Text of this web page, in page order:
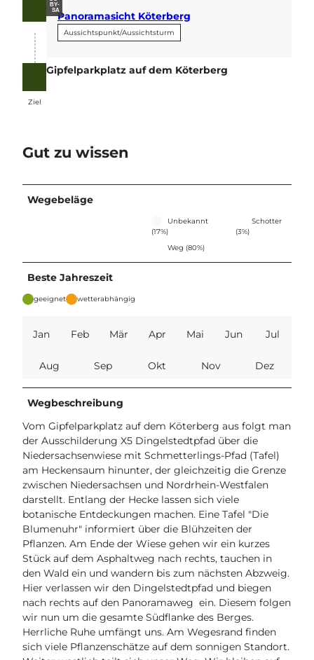
BY-
SAPanoramasicht Köterberg
Aussichtspunkt/Aussichtsturm
Ziel
Gipfelparkplatz auf dem Köterberg
Gut zu wissen
Wegebeläge
Unbekannt
(17%)
Schotter
(3%)
Weg (80%)
Beste Jahreszeit
geeignet wetterabhängig
Jan Feb Mär Apr Mai Jun Jul
Aug Sep Okt Nov Dez
Wegbeschreibung
Vom Gipfelparkplatz auf dem Köterberg aus folgt man
der Ausschilderung X5 Dingelstedtpfad über die
Niedersachsenwiese mit Schmetterlings-Pfad (Tafel)
am Heckensaum hinunter, der gleichzeitig die Grenze
zwischen Niedersachsen und Nordrhein-Westfalen
darstellt. Entlang der Hecke lassen sich viele
botanische Entdeckungen machen. Eine Tafel "Die
Blumenuhr" informiert über die Blühzeiten der
Pflanzen. Am Ende der Wiese gehen wir ein kurzes
Stück auf dem Asphaltweg nach rechts, tauchen in
den Wald ein und wandern bis zum nächsten Abzweig.
Hier verlassen wir den Dingelstedtpfad und biegen
nach rechts auf den Panoramaweg ein. Diesem folgen
wir nun um die gesamte Südflanke des Berges.
Herrliche Ruhe umfängt uns. Am Wegesrand finden
sich viele Pflanzenschätze auf dem sonnigen Standort.